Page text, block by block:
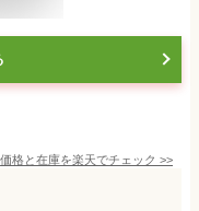
価格と在庫を楽天でチェック >>